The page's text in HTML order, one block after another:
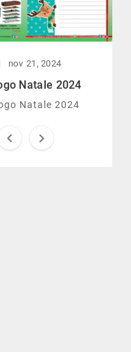
nov 21, 2024
Natale 2024
Natale 2024
 